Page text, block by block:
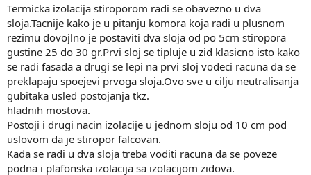
Termicka izolacija stiroporom radi se obavezno u dva
sloja.Tacnije kako je u pitanju komora koja radi u plusnom
rezimu dovojlno je postaviti dva sloja od po 5cm stiropora
gustine 25 do 30 gr.Prvi sloj se tipluje u zid klasicno isto kako
se radi fasada a drugi se lepi na prvi sloj vodeci racuna da se
preklapaju spoejevi prvoga sloja.Ovo sve u cilju neutralisanja
gubitaka usled postojanja tkz.
hladnih mostova.
Postoji i drugi nacin izolacije u jednom sloju od 10 cm pod
uslovom da je stiropor falcovan.
Kada se radi u dva sloja treba voditi racuna da se poveze
podna i plafonska izolacija sa izolacijom zidova.